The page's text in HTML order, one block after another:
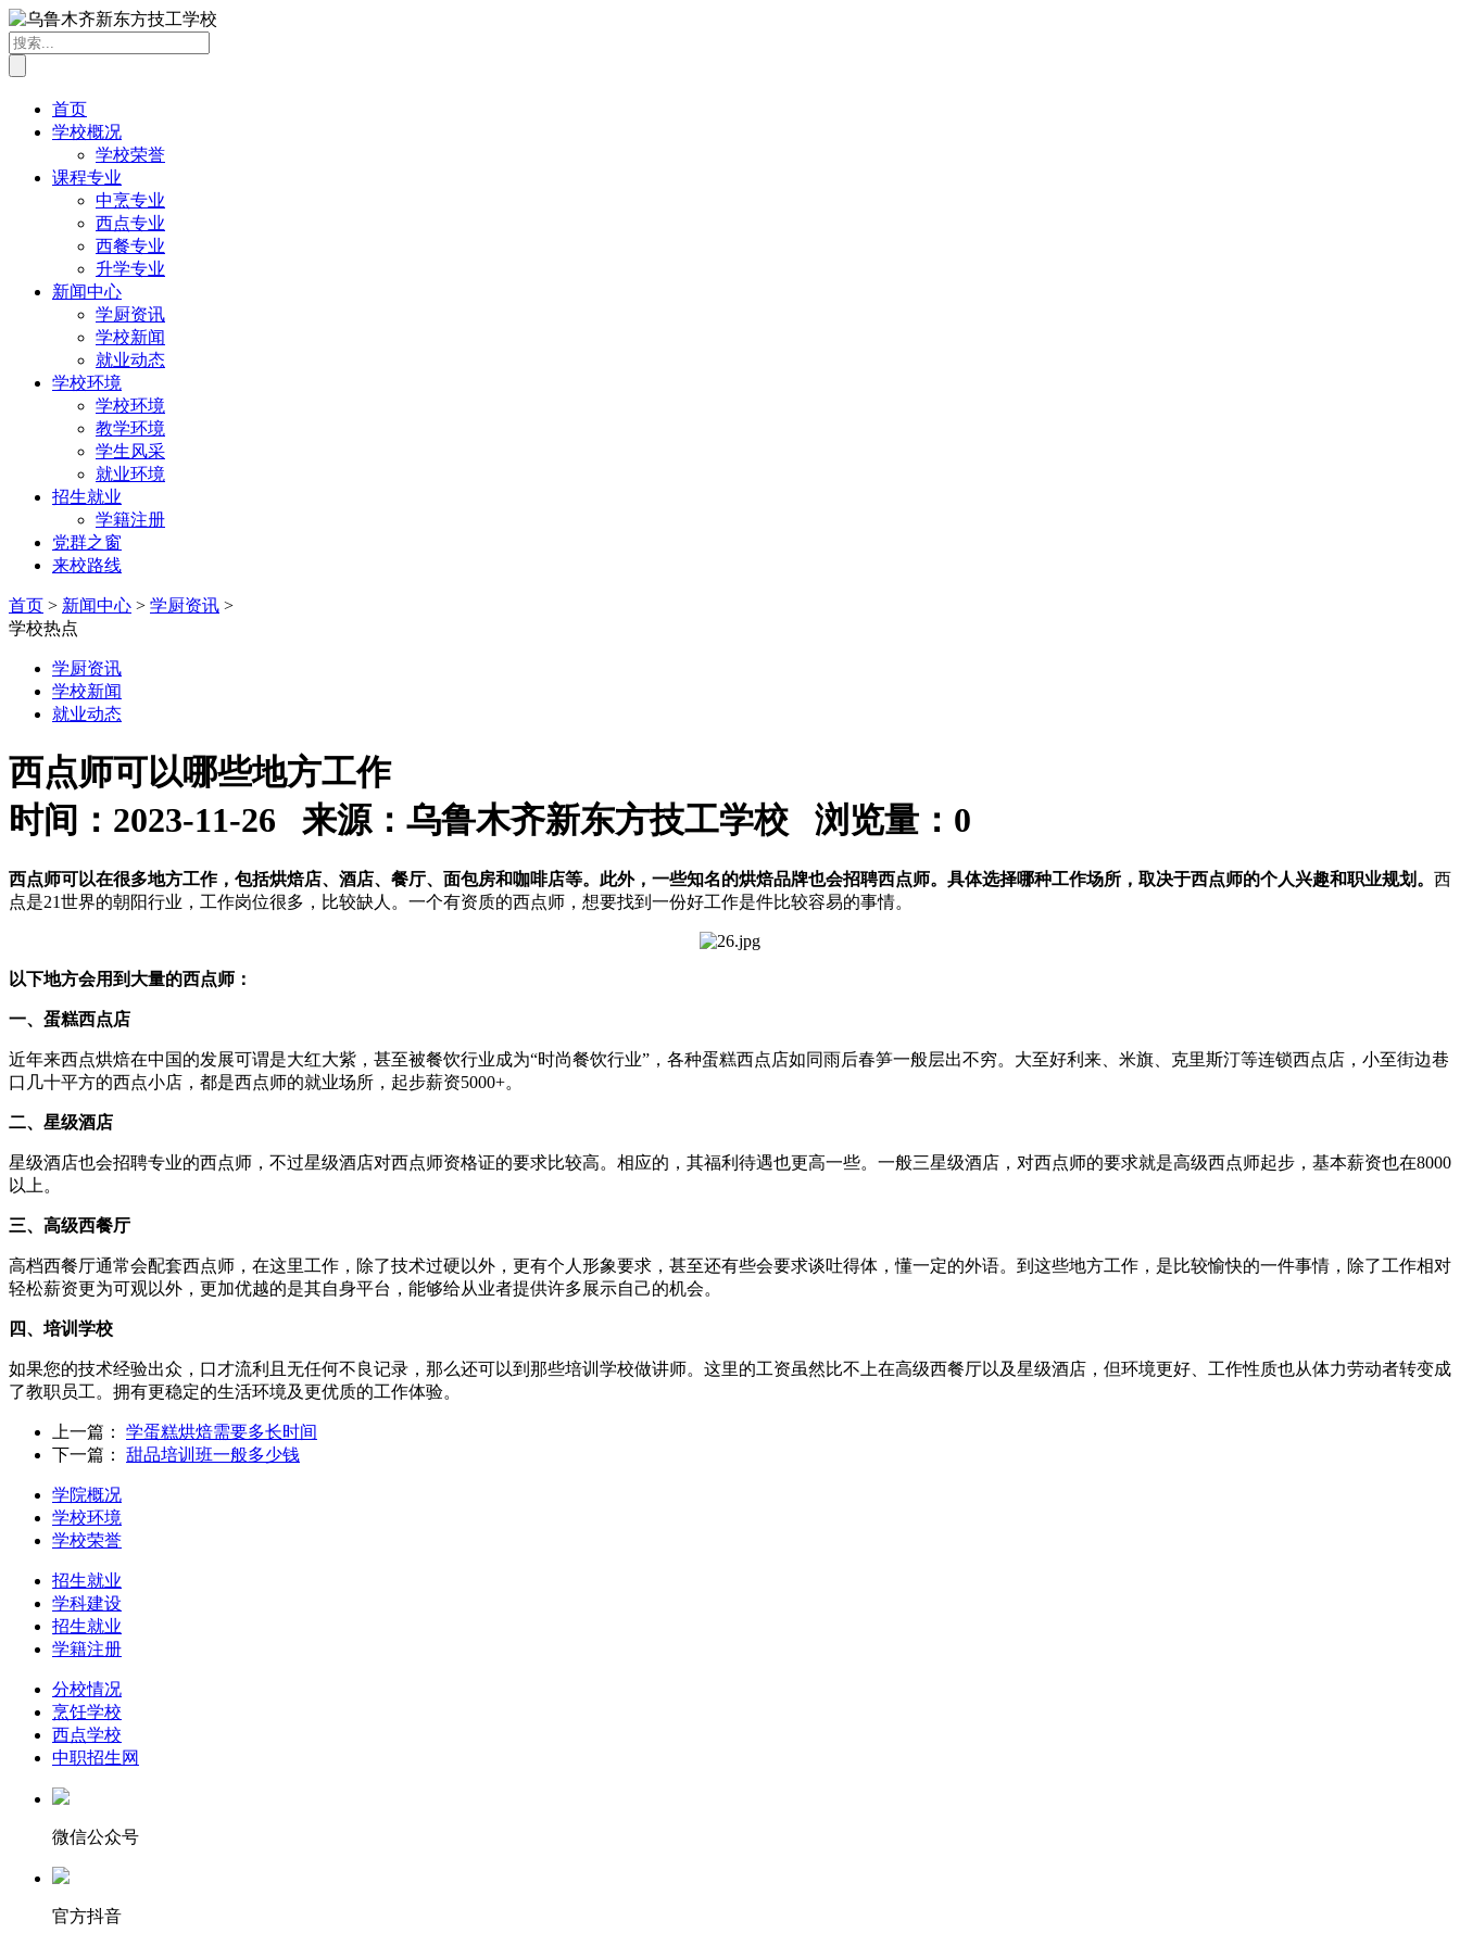
首页
学校概况
学校荣誉
课程专业
中烹专业
西点专业
西餐专业
升学专业
新闻中心
学厨资讯
学校新闻
就业动态
学校环境
学校环境
教学环境
学生风采
就业环境
招生就业
学籍注册
党群之窗
来校路线
首页 > 新闻中心 > 学厨资讯 >
学校热点
学厨资讯
学校新闻
就业动态
西点师可以哪些地方工作
时间：2023-11-26 来源：乌鲁木齐新东方技工学校 浏览量： 0
西点师可以在很多地方工作，包括烘焙店、酒店、餐厅、面包房和咖啡店等。此外，一些知名的烘焙品牌也会招聘西点师。具体选择哪种工作场所，取决于西点师的个人兴趣和职业规划。 西
点是21世界的朝阳行业，工作岗位很多，比较缺人。一个有资质的西点师，想要找到一份好工作是件比较容易的事情。
以下地方会用到大量的西点师：
一、蛋糕西点店
近年来西点烘焙在中国的发展可谓是大红大紫，甚至被餐饮行业成为“时尚餐饮行业”，各种蛋糕西点店如同雨后春笋一般层出不穷。大至好利来、米旗、克里斯汀等连锁西点店，小至街边巷
口几十平方的西点小店，都是西点师的就业场所，起步薪资5000+。
二、星级酒店
星级酒店也会招聘专业的西点师，不过星级酒店对西点师资格证的要求比较高。相应的，其福利待遇也更高一些。一般三星级酒店，对西点师的要求就是高级西点师起步，基本薪资也在8000
以上。
三、高级西餐厅
高档西餐厅通常会配套西点师，在这里工作，除了技术过硬以外，更有个人形象要求，甚至还有些会要求谈吐得体，懂一定的外语。到这些地方工作，是比较愉快的一件事情，除了工作相对
轻松薪资更为可观以外，更加优越的是其自身平台，能够给从业者提供许多展示自己的机会。
四、培训学校
如果您的技术经验出众，口才流利且无任何不良记录，那么还可以到那些培训学校做讲师。这里的工资虽然比不上在高级西餐厅以及星级酒店，但环境更好、工作性质也从体力劳动者转变成
了教职员工。拥有更稳定的生活环境及更优质的工作体验。
上一篇： 学蛋糕烘焙需要多长时间
下一篇： 甜品培训班一般多少钱
学院概况
学校环境
学校荣誉
招生就业
学科建设
招生就业
学籍注册
分校情况
烹饪学校
西点学校
中职招生网
微信公众号
官方抖音